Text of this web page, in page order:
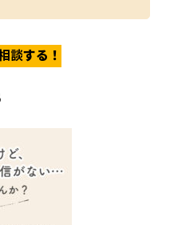
談する！